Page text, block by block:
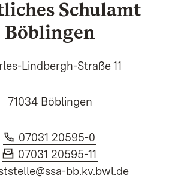
Schulamt
Böblingen
Lindbergh-Straße 11
71034 Böblingen
Telefon:
07031 20595-0
Fax:
07031 20595-11
bb.kv.bwl.de